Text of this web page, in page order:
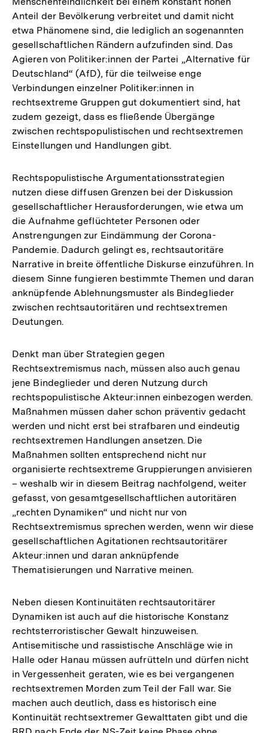
Anteil der Bevölkerung verbreitet und damit nicht
etwa Phänomene sind, die lediglich an sogenannten
gesellschaftlichen Rändern aufzufinden sind. Das
Agieren von Politiker:innen der Partei „Alternative für
Deutschland“ (AfD), für die teilweise enge
Verbindungen einzelner Politiker:innen in
rechtsextreme Gruppen gut dokumentiert sind, hat
zudem gezeigt, dass es fließende Übergänge
zwischen rechtspopulistischen und rechtsextremen
Einstellungen und Handlungen gibt.
Rechtspopulistische Argumentationsstrategien
nutzen diese diffusen Grenzen bei der Diskussion
gesellschaftlicher Herausforderungen, wie etwa um
die Aufnahme geflüchteter Personen oder
Anstrengungen zur Eindämmung der Corona-
Pandemie. Dadurch gelingt es, rechtsautoritäre
Narrative in breite öffentliche Diskurse einzuführen. In
diesem Sinne fungieren bestimmte Themen und daran
anknüpfende Ablehnungsmuster als Bindeglieder
zwischen rechtsautoritären und rechtsextremen
Deutungen.
Denkt man über Strategien gegen
Rechtsextremismus nach, müssen also auch genau
jene Bindeglieder und deren Nutzung durch
rechtspopulistische Akteur:innen einbezogen werden.
Maßnahmen müssen daher schon präventiv gedacht
werden und nicht erst bei strafbaren und eindeutig
rechtsextremen Handlungen ansetzen. Die
Maßnahmen sollten entsprechend nicht nur
organisierte rechtsextreme Gruppierungen anvisieren
– weshalb wir in diesem Beitrag nachfolgend, weiter
gefasst, von gesamtgesellschaftlichen autoritären
„rechten Dynamiken“ und nicht nur von
Rechtsextremismus sprechen werden, wenn wir diese
gesellschaftlichen Agitationen rechtsautoritärer
Akteur:innen und daran anknüpfende
Thematisierungen und Narrative meinen.
Neben diesen Kontinuitäten rechtsautoritärer
Dynamiken ist auch auf die historische Konstanz
rechtsterroristischer Gewalt hinzuweisen.
Antisemitische und rassistische Anschläge wie in
Halle oder Hanau müssen aufrütteln und dürfen nicht
in Vergessenheit geraten, wie es bei vergangenen
rechtsextremen Morden zum Teil der Fall war. Sie
machen auch deutlich, dass es historisch eine
Kontinuität rechtsextremer Gewalttaten gibt und die